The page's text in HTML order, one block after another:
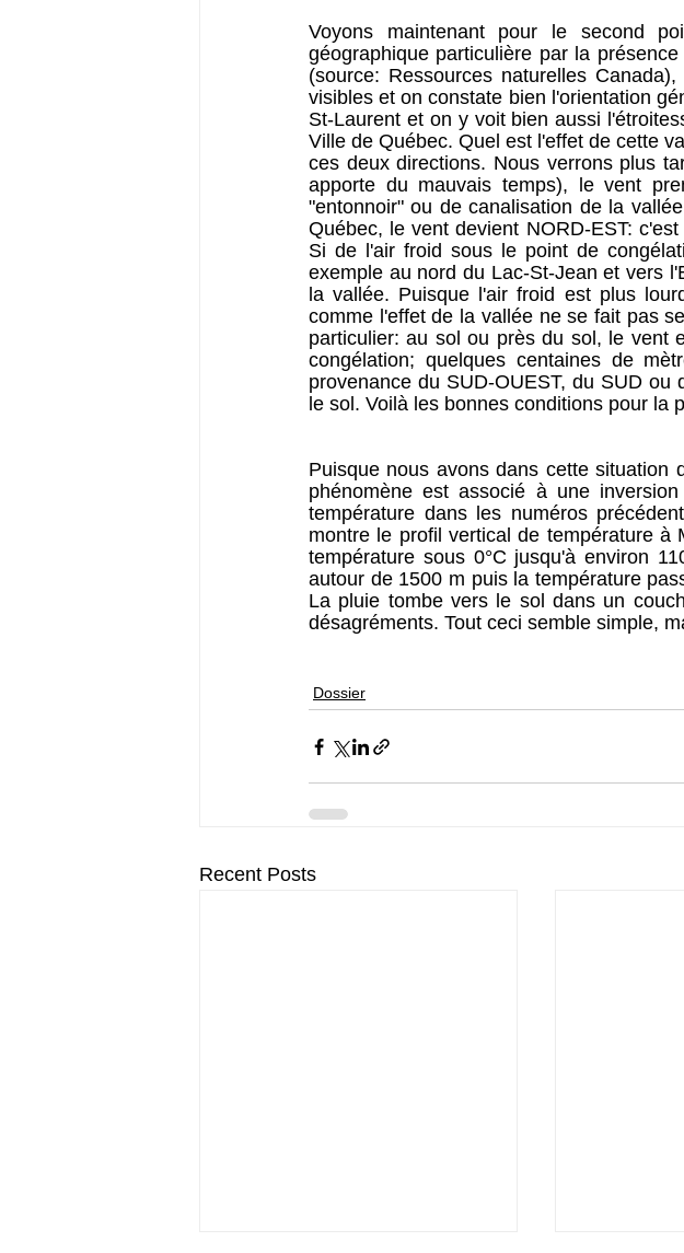
Voyons maintenant pour le second
géographique particulière par la
(source: Ressources naturelles
visibles et on constate bien l'orientation
St-Laurent et on y voit bien aussi
Ville de Québec. Quel est l'effet de cette
ces deux directions. Nous verrons plus
apporte du mauvais temps), le vent
"entonnoir" ou de canalisation de la
Québec, le vent devient NORD-EST:
Si de l'air froid sous le point de
exemple au nord du Lac-St-Jean et vers
la vallée. Puisque l'air froid est plus
comme l'effet de la vallée ne se fait pas
particulier: au sol ou près du sol, le vent
congélation; quelques centaines de
provenance du SUD-OUEST, du SUD
le sol. Voilà les bonnes conditions pour la
Puisque nous avons dans cette
phénomène est associé à une
température dans les numéros
montre le profil vertical de température
température sous 0°C jusqu'à environ
autour de 1500 m puis la température
La pluie tombe vers le sol dans un
désagréments. Tout ceci semble simple,
Dossier
Recent Posts